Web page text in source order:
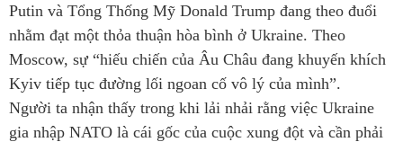
Putin và Tổng Thống Mỹ Donald Trump đang theo đuổi
nhằm đạt một thỏa thuận hòa bình ở Ukraine. Theo
Moscow, sự “hiếu chiến của Âu Châu đang khuyến khích
Kyiv tiếp tục đường lối ngoan cố vô lý của mình”.
Người ta nhận thấy trong khi lải nhải rằng việc Ukraine
gia nhập NATO là cái gốc của cuộc xung đột và cần phải